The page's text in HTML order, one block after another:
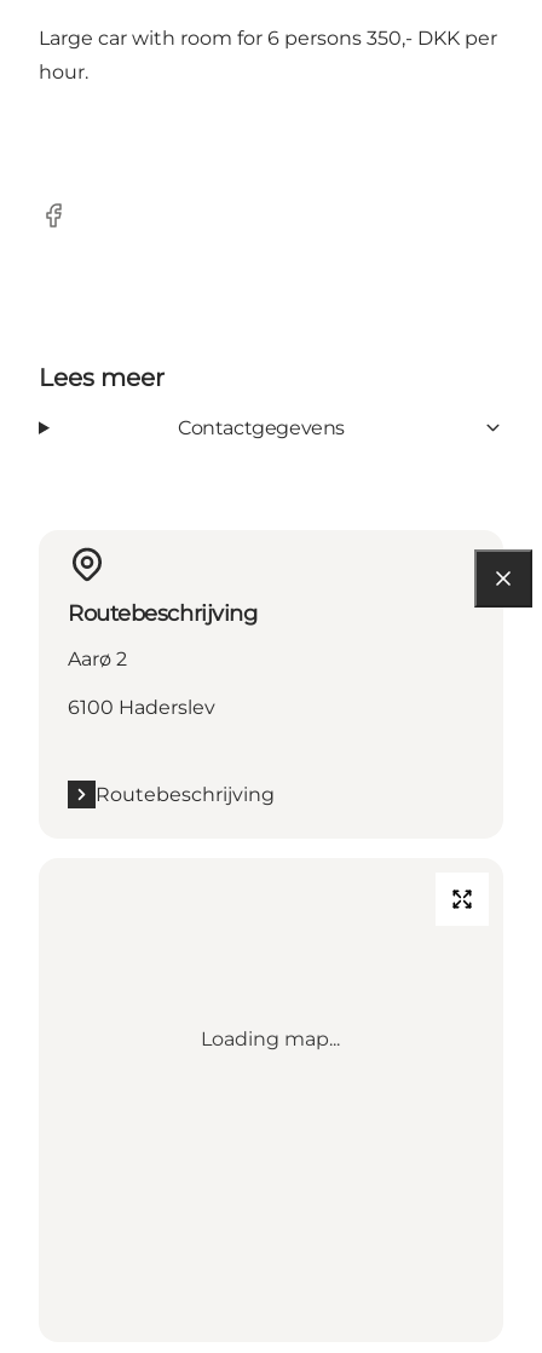
Large car with room for 6 persons 350,- DKK per
hour.
facebook
Lees meer
Contactgegevens
Routebeschrijving
Aarø 2
6100 Haderslev
Routebeschrijving
Loading map...